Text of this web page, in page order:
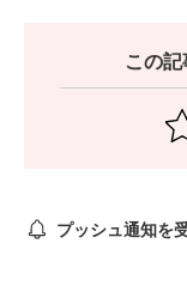
この
プッシュ通知を